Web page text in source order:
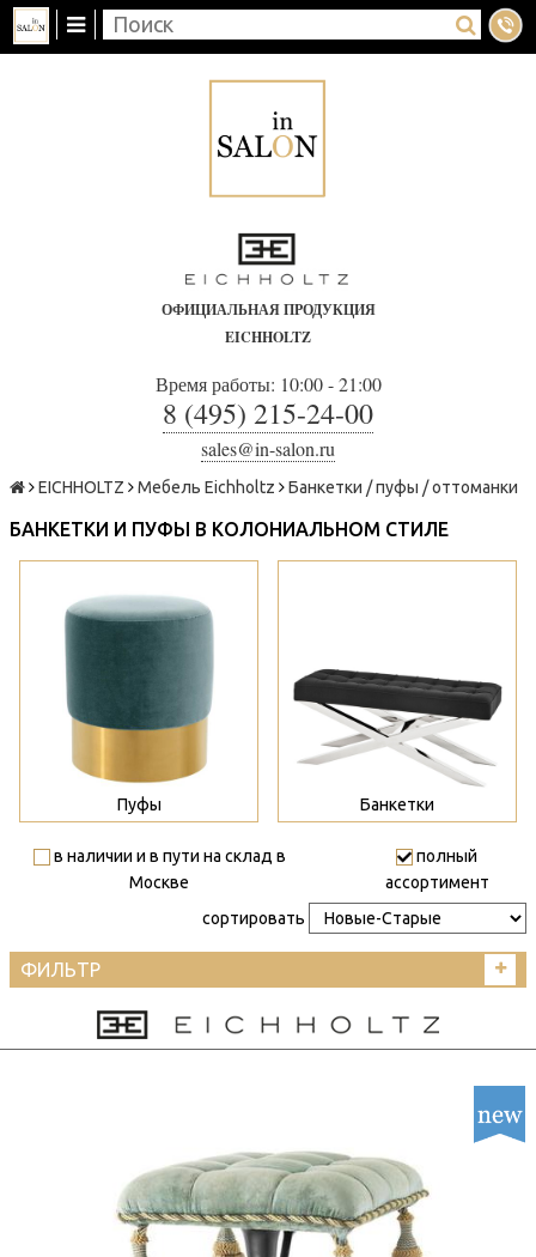
ОФИЦИАЛЬНАЯ ПРОДУКЦИЯ
EICHHOLTZ
Время работы: 10:00 - 21:00
8 (495) 215-24-00
sales@in-salon.ru
EICHHOLTZ Мебель Eichholtz Банкетки / пуфы / оттоманки
БАНКЕТКИ И ПУФЫ В КОЛОНИАЛЬНОМ СТИЛЕ
Пуфы Банкетки
в наличии и в пути на склад в
Москве
полный
ассортимент
сортировать
ФИЛЬТР